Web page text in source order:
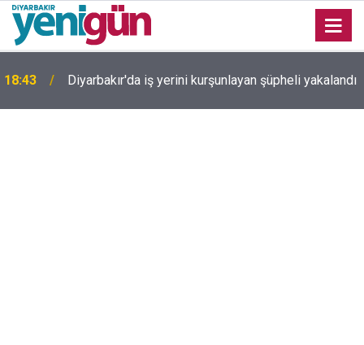
18:22
değerlendirmesi: Tek başına barışı sağlayamıyor